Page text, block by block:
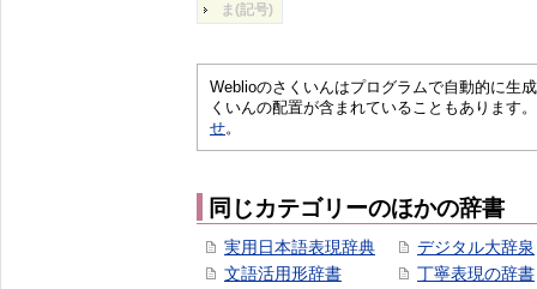
ま(記号)
Weblioのさくいんはプログラムで自動的に生
くいんの配置が含まれていることもあります
せ。
同じカテゴリーのほかの辞書
実用日本語表現辞典
文語活用形辞書
デジタル大辞泉
丁寧表現の辞書